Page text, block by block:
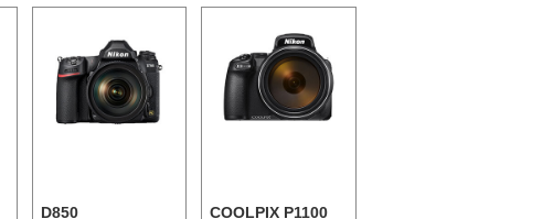
D850 COOLPIX P1100